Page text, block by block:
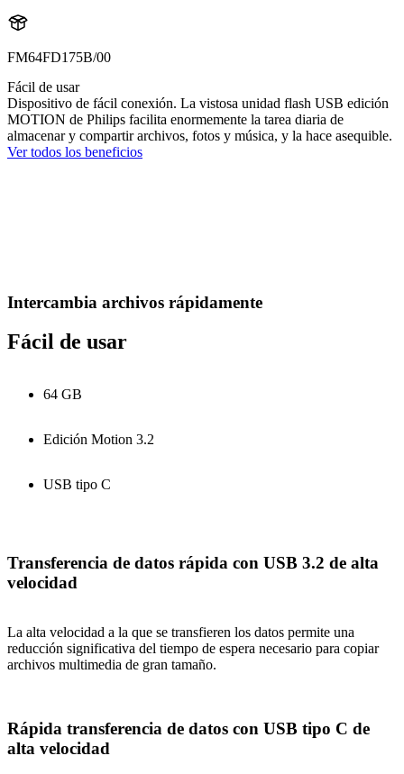
FM64FD175B/00
Fácil de usar
Dispositivo de fácil conexión. La vistosa unidad flash USB edición
MOTION de Philips facilita enormemente la tarea diaria de
almacenar y compartir archivos, fotos y música, y la hace asequible.
Ver todos los beneficios
Intercambia archivos rápidamente
Fácil de usar
64 GB
Edición Motion 3.2
USB tipo C
Transferencia de datos rápida con USB 3.2 de alta
velocidad
La alta velocidad a la que se transfieren los datos permite una
reducción significativa del tiempo de espera necesario para copiar
archivos multimedia de gran tamaño.
Rápida transferencia de datos con USB tipo C de
alta velocidad